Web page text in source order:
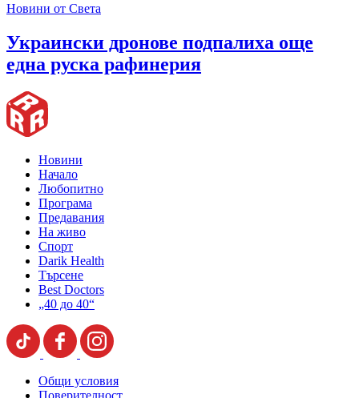
Новини от Света
Украински дронове подпалиха още
една руска рафинерия
Новини
Начало
Любопитно
Програма
Предавания
На живо
Спорт
Darik Health
Търсене
Best Doctors
„40 до 40“
Общи условия
Поверителност